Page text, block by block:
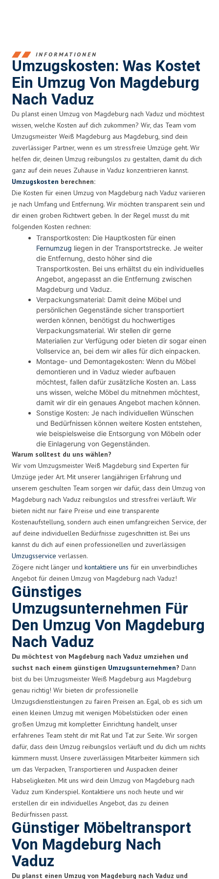
INFORMATIONEN
Umzugskosten: Was Kostet
Ein Umzug Von Magdeburg
Nach Vaduz
Du planst einen Umzug von Magdeburg nach Vaduz und möchtest
wissen, welche Kosten auf dich zukommen? Wir, das Team vom
Umzugsmeister Weiß Magdeburg aus Magdeburg, sind dein
zuverlässiger Partner, wenn es um stressfreie Umzüge geht. Wir
helfen dir, deinen Umzug reibungslos zu gestalten, damit du dich
ganz auf dein neues Zuhause in Vaduz konzentrieren kannst.
Umzugskosten berechnen:
Die Kosten für einen Umzug von Magdeburg nach Vaduz variieren
je nach Umfang und Entfernung. Wir möchten transparent sein und
dir einen groben Richtwert geben. In der Regel musst du mit
folgenden Kosten rechnen:
Transportkosten: Die Hauptkosten für einen
Fernumzug liegen in der Transportstrecke. Je weiter
die Entfernung, desto höher sind die
Transportkosten. Bei uns erhältst du ein individuelles
Angebot, angepasst an die Entfernung zwischen
Magdeburg und Vaduz.
Verpackungsmaterial: Damit deine Möbel und
persönlichen Gegenstände sicher transportiert
werden können, benötigst du hochwertiges
Verpackungsmaterial. Wir stellen dir gerne
Materialien zur Verfügung oder bieten dir sogar einen
Vollservice an, bei dem wir alles für dich einpacken.
Montage- und Demontagekosten: Wenn du Möbel
demontieren und in Vaduz wieder aufbauen
möchtest, fallen dafür zusätzliche Kosten an. Lass
uns wissen, welche Möbel du mitnehmen möchtest,
damit wir dir ein genaues Angebot machen können.
Sonstige Kosten: Je nach individuellen Wünschen
und Bedürfnissen können weitere Kosten entstehen,
wie beispielsweise die Entsorgung von Möbeln oder
die Einlagerung von Gegenständen.
Warum solltest du uns wählen?
Wir vom Umzugsmeister Weiß Magdeburg sind Experten für
Umzüge jeder Art. Mit unserer langjährigen Erfahrung und
unserem geschulten Team sorgen wir dafür, dass dein Umzug von
Magdeburg nach Vaduz reibungslos und stressfrei verläuft. Wir
bieten nicht nur faire Preise und eine transparente
Kostenaufstellung, sondern auch einen umfangreichen Service, der
auf deine individuellen Bedürfnisse zugeschnitten ist. Bei uns
kannst du dich auf einen professionellen und zuverlässigen
Umzugsservice verlassen.
Zögere nicht länger und kontaktiere uns für ein unverbindliches
Angebot für deinen Umzug von Magdeburg nach Vaduz!
Günstiges
Umzugsunternehmen Für
Den Umzug Von Magdeburg
Nach Vaduz
Du möchtest von Magdeburg nach Vaduz umziehen und
suchst nach einem günstigen Umzugsunternehmen? Dann
bist du bei Umzugsmeister Weiß Magdeburg aus Magdeburg
genau richtig! Wir bieten dir professionelle
Umzugsdienstleistungen zu fairen Preisen an. Egal, ob es sich um
einen kleinen Umzug mit wenigen Möbelstücken oder einen
großen Umzug mit kompletter Einrichtung handelt, unser
erfahrenes Team steht dir mit Rat und Tat zur Seite. Wir sorgen
dafür, dass dein Umzug reibungslos verläuft und du dich um nichts
kümmern musst. Unsere zuverlässigen Mitarbeiter kümmern sich
um das Verpacken, Transportieren und Auspacken deiner
Habseligkeiten. Mit uns wird dein Umzug von Magdeburg nach
Vaduz zum Kinderspiel. Kontaktiere uns noch heute und wir
erstellen dir ein individuelles Angebot, das zu deinen
Bedürfnissen passt.
Günstiger Möbeltransport
Von Magdeburg Nach
Vaduz
Du planst einen Umzug von Magdeburg nach Vaduz und